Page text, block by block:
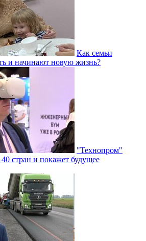
Как семьи
и начинают новую жизнь?
"Технопром"
40 стран и покажет будущее